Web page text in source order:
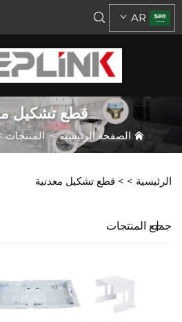
AR
قطع تشكيل
الصفحة الرئيسية>المنتجات
الرئيسية > > قطع تشكيل معدنية
جميع المنتجات